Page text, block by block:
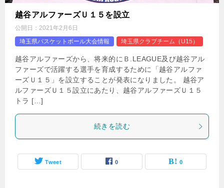
越谷アルファーズＵ１５を設立
公開日： 2021年2月6日
埼玉県バスケットボール大会情報
埼玉県クラブチーム（U15）
越谷アルファーズから、将来的にＢ.LEAGUE及び越谷アル
ファーズで活躍する選手を育成するために「越谷アルファ
ーズＵ１５」を設立することが発表になりました。 越谷ア
ルファーズＵ１５設立にあたり、越谷アルファーズＵ１５
トラ […]
続きを読む
Tweet 0 0